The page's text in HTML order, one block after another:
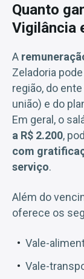
Quanto
Vigilância
A
Zeladoria
região, do
união) e do
Em geral, o
a R$ 2.200,
com
serviço.
Além do
oferece os
Vale-
Vale-